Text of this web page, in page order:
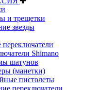
и трещетки
звезды
переключатели
Shimano
шатунов
(манетки)
пистолеты
переключатели